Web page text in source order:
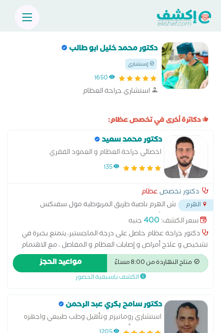
دكتور محمد خليل ابو طالب
إستشاري
1650
استشاري جراحة العظام
دكاترة أخرى في تخصص عظام:
دكتور محمد سعيد
اخصائي جراحة العظام و العمود الفقري
135
دكتور تخصص عظام
الهرم
ش الهرم ناصية طريق المريوطية مول سفنكس
بجوار البنك العربي الأفريقي... سعر الكشف:400جنيه
دكتور جراحة عظام حاصل على درجة الماجستير، يتمتع بخبرة في
تشخيص و علاج أمراض و إصابات العظام و المفاصل ، مع الاهتمام
بتقديم افضل رعاية طبية دقيقة و خطة علاج مناسبة لكل مريض
باستخدام أحدث الأساليب الطبية
متاح النهاردة من 8:00 مساءً مواعيد الحجز
الكشف باسبقية الحضور
دكتور سامح بكري عبد الرحمن
استشاري روماتيزم وتأهيل وطب طبيعي واجهزه
تعويضية وأطراف صناعيه